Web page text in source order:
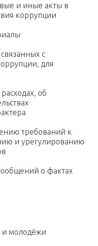
и иные акты в
коррупции
с
для
об
требований к
и урегулированию
о фактах
и молодёжи